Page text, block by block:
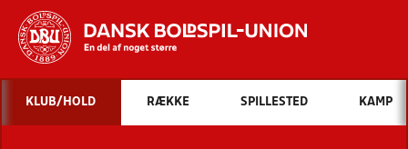
Hvad vil du søge efter?
INDHOLD OG NYHEDER
KLUB/HOLD RÆKKE SPILLESTED KAMP